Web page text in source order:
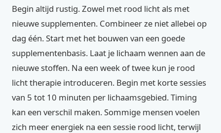
Begin altijd rustig. Zowel met rood licht als met
nieuwe supplementen. Combineer ze niet allebei op
dag één. Start met het bouwen van een goede
supplementenbasis. Laat je lichaam wennen aan de
nieuwe stoffen. Na een week of twee kun je rood
licht therapie introduceren. Begin met korte sessies
van 5 tot 10 minuten per lichaamsgebied. Timing
kan een verschil maken. Sommige mensen voelen
zich meer energiek na een sessie rood licht, terwijl